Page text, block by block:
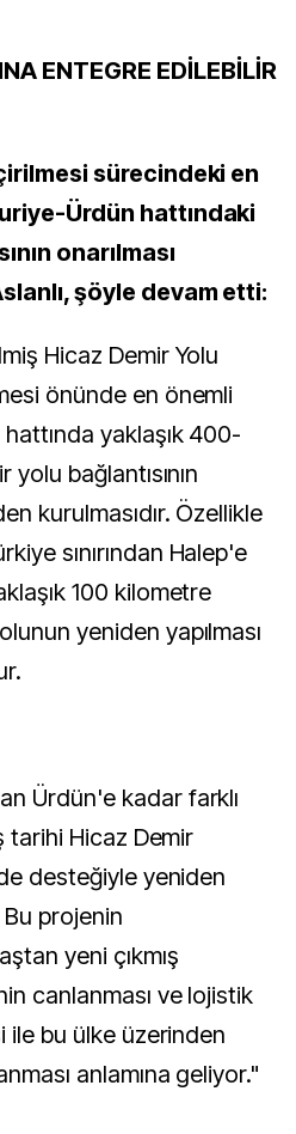
ENTEGRE EDİLEBİLİR
sürecindeki en
Ürdün hattındaki
onarılması
şöyle devam etti:
Hicaz Demir Yolu
önünde en önemli
yaklaşık 400-
bağlantısının
kurulmasıdır. Özellikle
sınırından Halep'e
100 kilometre
yeniden yapılması
Ürdün'e kadar farklı
tarihi Hicaz Demir
desteğiyle yeniden
Bu projenin
yeni çıkmış
canlanması ve lojistik
ile bu ülke üzerinden
anlamına geliyor."